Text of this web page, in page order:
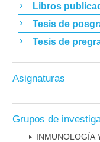
Libros
Tesis de
Tesis de
Asignaturas
Grupos de
INMUNOLOGÍA